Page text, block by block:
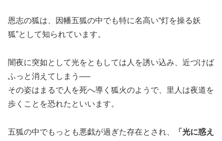
恩志の狐は、因幡五狐の中でも特に名高い“灯を操る妖
狐”として知られています。
闇夜に突如として光をともしては人を誘い込み、近づけば
ふっと消えてしまう──
その姿はまるで人を死へ導く狐火のようで、里人は夜道を
歩くことを恐れたといいます。
五狐の中でもっとも悪戯が過ぎた存在とされ、
「光に惑え